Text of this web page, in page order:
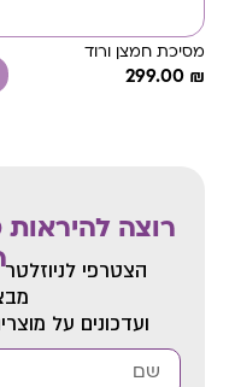
מסיכת חמצן ורוד
₪
רוצה להיראות
הצטרפי
ועדכונים על